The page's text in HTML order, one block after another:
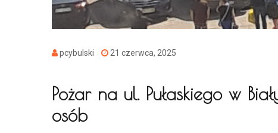
pcybulski 21 czerwca, 2025
Pożar na ul. Pułaskiego w
osób